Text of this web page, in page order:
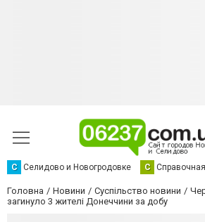
С Селидово и Новогродовке С Справочная
Головна Новини Суспільство новини
загинуло 3 жителі Донеччини за добу